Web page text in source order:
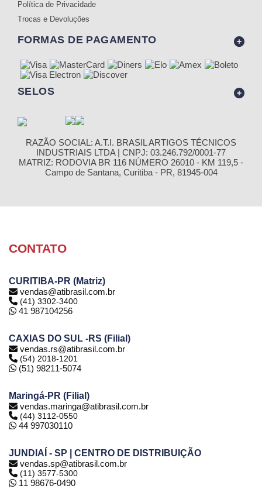
Política de Privacidade
Trocas e Devoluções
FORMAS DE PAGAMENTO
SELOS
RAZÃO SOCIAL: A.T.I. BRASIL ARTIGOS TÉCNICOS
INDUSTRIAIS LTDA | CNPJ: 03.246.792/0001-77
MATRIZ: RODOVIA BR 116 NÚMERO 26010 - KM 119,5 -
Campo de Santana, Curitiba - PR, 81945-004
CONTATO
CURITIBA-PR (Matriz)
vendas@atibrasil.com.br
(41) 3302-3400
41 987104256
CAXIAS DO SUL -RS (Filial)
vendas.rs@atibrasil.com.br
(54) 2018-1201
(51) 98211-5074
Maringá-PR (Filial)
vendas.maringa@atibrasil.com.br
(44) 3112-0550
44 997030110
JUNDIAÍ - SP | CENTRO DE DISTRIBUIÇÃO
vendas.sp@atibrasil.com.br
(11) 3577-5300
11 98676-0490